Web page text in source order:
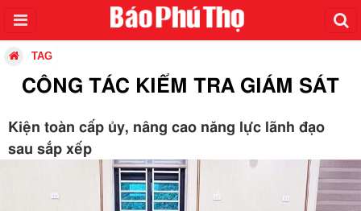
TAG
CÔNG TÁC KIỂM TRA GIÁM SÁT
Kiện toàn cấp ủy, nâng cao năng lực lãnh đạo
sau sắp xếp